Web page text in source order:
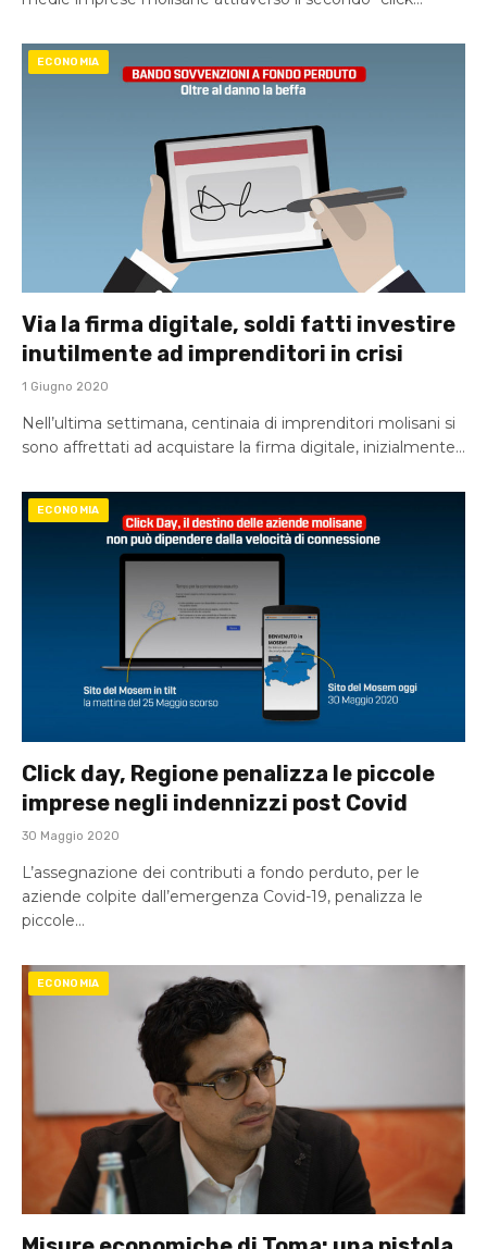
ECONOMIA
Via la firma digitale, soldi fatti investire
inutilmente ad imprenditori in crisi
1 Giugno 2020
Nell’ultima settimana, centinaia di imprenditori molisani si
sono affrettati ad acquistare la firma digitale, inizialmente…
ECONOMIA
Click day, Regione penalizza le piccole
imprese negli indennizzi post Covid
30 Maggio 2020
L’assegnazione dei contributi a fondo perduto, per le
aziende colpite dall’emergenza Covid-19, penalizza le
piccole…
ECONOMIA